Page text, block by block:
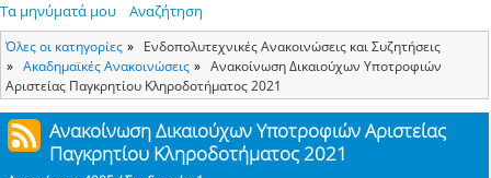
Τα μηνύματά μου Αναζήτηση
Όλες οι κατηγορίες
Ενδοπολυτεχνικές Ανακοινώσεις και Συζητήσεις
Ακαδημαϊκές Ανακοινώσεις
Ανακοίνωση Δικαιούχων Υποτροφιών
Αριστείας Παγκρητίου Κληροδοτήματος 2021
Ανακοίνωση Δικαιούχων Υποτροφιών Αριστείας
Παγκρητίου Κληροδοτήματος 2021